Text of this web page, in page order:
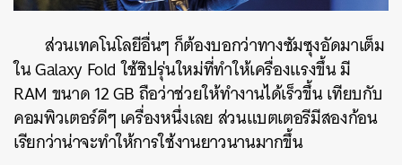
ส่วนเทคโนโลยีอื่นๆ ก็ต้องบอกว่าทางซัมซุงอัดมาเต็ม
ใน Galaxy Fold ใช้ชิปรุ่นใหม่ที่ทำให้เครื่องแรงขึ้น มี
RAM ขนาด 12 GB ถือว่าช่วยให้ทำงานได้เร็วขึ้น เทียบกับ
คอมพิวเตอร์ดีๆ เครื่องหนึ่งเลย ส่วนแบตเตอรีมีสองก้อน
เรียกว่าน่าจะทำให้การใช้งานยาวนานมากขึ้น